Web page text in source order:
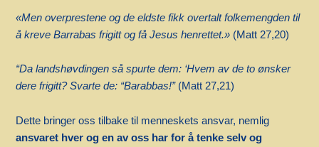
«Men overprestene og de eldste fikk overtalt folkemengden til
å kreve Barrabas frigitt og få Jesus henrettet.» (Matt 27,20)
“Da landshøvdingen så spurte dem: ‘Hvem av de to ønsker
dere frigitt? Svarte de: “Barabbas!” (Matt 27,21)
Dette bringer oss tilbake til menneskets ansvar, nemlig
ansvaret hver og en av oss har for å tenke selv og